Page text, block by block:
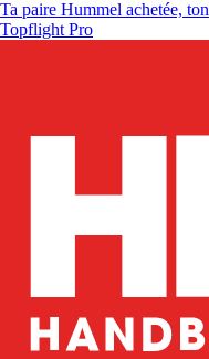
Ta paire Hummel achetée, ton
Topflight Pro